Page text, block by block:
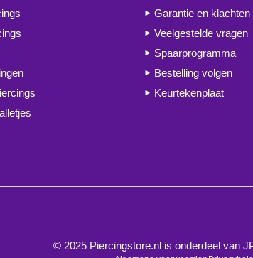
Garantie en klachten
Veelgestelde vragen
Spaarprogramma
Bestelling volgen
Keurtekenplaat
© 2025 Piercingstore.nl is onderdeel van